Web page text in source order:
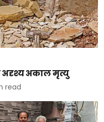
अकाल मृत्यु
read